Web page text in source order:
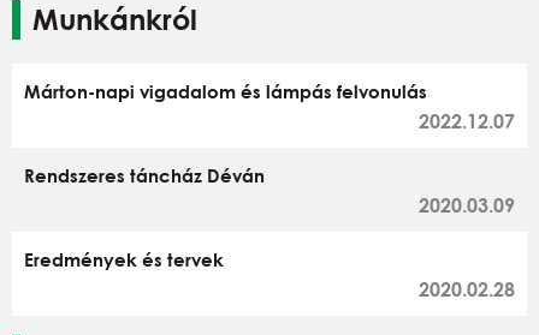
Munkánkról
Márton-napi vigadalom és lámpás felvonulás
2022.12.07
Rendszeres táncház Déván
2020.03.09
Eredmények és tervek
2020.02.28